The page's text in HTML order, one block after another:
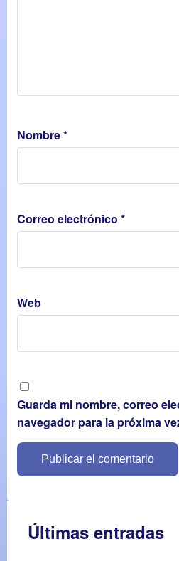
Nombre*
Correo electrónico *
Web
Guarda mi nombre, correo
navegador para la próxima
Últimas entradas